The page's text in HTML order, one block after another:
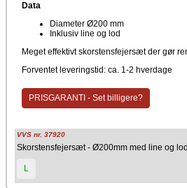
Data
Diameter Ø200 mm
Inklusiv line og lod
Meget effektivt skorstensfejersæt der gør
Forventet leveringstid: ca. 1-2 hverdage
PRISGARANTI - Set billigere?
VVS nr. 37920
Skorstensfejersæt - Ø200mm med line og lod
L